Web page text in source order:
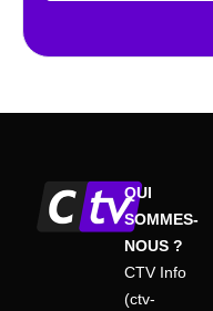
QUI
SOMMES-
NOUS ?
CTV Info
(ctv-